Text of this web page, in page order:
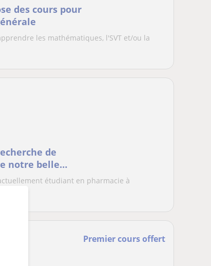
des cours pour
les mathématiques, l'SVT et/ou la
de
notre belle
étudiant en pharmacie à
Premier cours offert